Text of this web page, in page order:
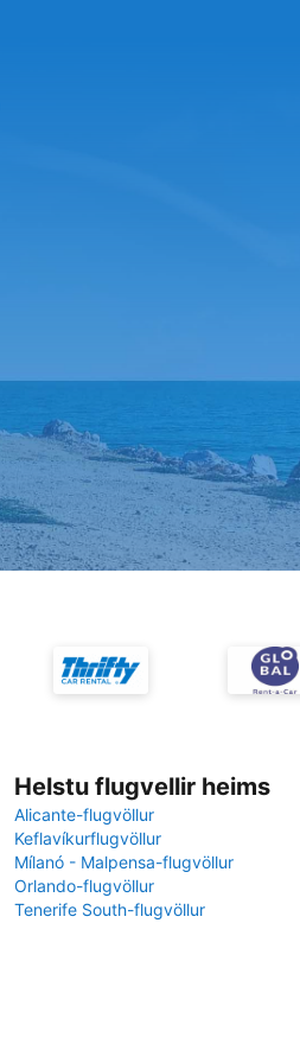
Helstu flugvellir heims
Alicante-flugvöllur
Keflavíkurflugvöllur
Mílanó - Malpensa-flugvöllur
Orlando-flugvöllur
Tenerife South-flugvöllur